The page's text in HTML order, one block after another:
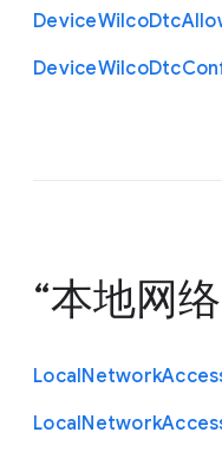
DeviceWilcoDtc
DeviceWilcoDtc
“本地网
LocalNetwork
LocalNetwork